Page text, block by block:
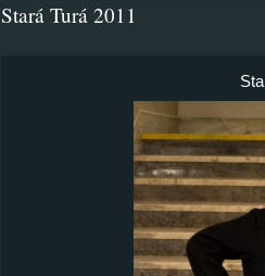
Stará Turá 2011